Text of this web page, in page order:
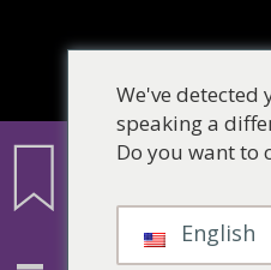
We've detected
speaking a
Do you want to
English